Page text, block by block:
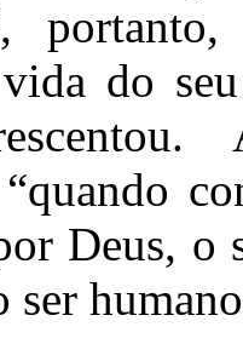
vida do
Deus, o
ser